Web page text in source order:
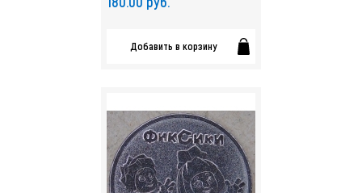
Добавить в корзину